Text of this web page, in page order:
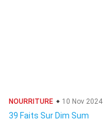
NOURRITURE 10 Nov 2024
39 Faits Sur Dim Sum